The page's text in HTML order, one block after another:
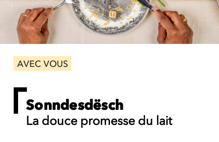
AVEC VOUS
Sonndesdësch
La douce promesse du lait